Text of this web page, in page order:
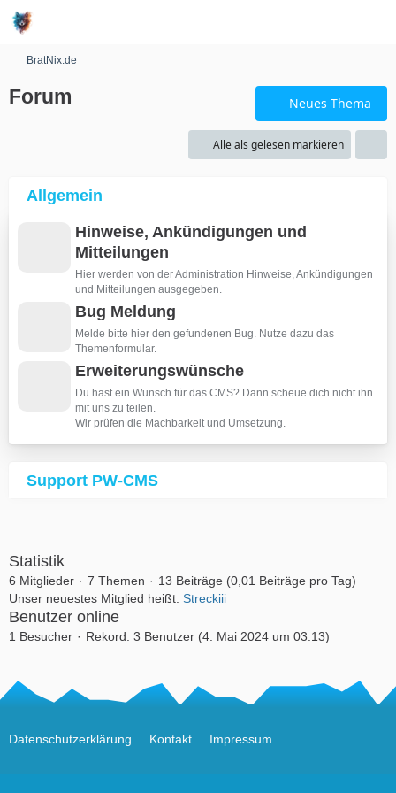
BratNix.de
Forum Neues Thema
Alle als gelesen markieren
Allgemein
Hinweise, Ankündigungen und
Mitteilungen
Hier werden von der Administration Hinweise, Ankündigungen
und Mitteilungen ausgegeben.
Bug Meldung
Melde bitte hier den gefundenen Bug. Nutze dazu das
Themenformular.
Erweiterungswünsche
Du hast ein Wunsch für das CMS? Dann scheue dich nicht ihn
mit uns zu teilen.
Wir prüfen die Machbarkeit und Umsetzung.
Support PW-CMS
Statistik
6 Mitglieder 7 Themen
13 Beiträge (0,01 Beiträge pro Tag)
Unser neuestes Mitglied heißt: Streckiii
Benutzer online
1 Besucher Rekord: 3 Benutzer (4. Mai 2024 um 03:13)
Datenschutzerklärung Kontakt Impressum